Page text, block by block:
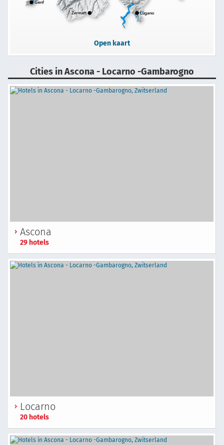
Open kaart
Cities in Ascona - Locarno -Gambarogno
Ascona
29 hotels
Locarno
20 hotels